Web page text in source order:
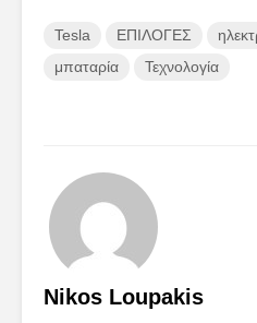
Tesla ΕΠΙΛΟΓΕΣ
μπαταρία
Τεχνολογία
Nikos Loupakis